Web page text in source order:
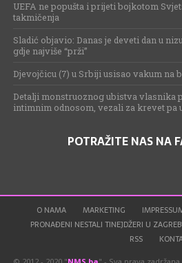
UEFA ne popušta i prijeti bojkotom
takmičenja
Sladić objavio: Danas je deveti dan u
gdje najviše “prži”
Djevojčicu (7) u Srbiji usisao vakum na
Detalji monstruoznog ubistva vlasnika
intimnim odnosom, vezali za krevet pa
POTRAŽITE NAS NA
O NAMA MARKETING
PRONAĐENI NESTALI TINEJDŽERI U
RSS